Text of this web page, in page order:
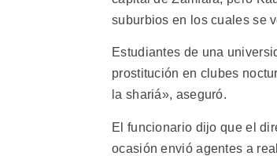
suburbios en los cuales se
Estudiantes de una
prostitución en clubes
la shariá», aseguró.
El funcionario dijo que el
ocasión envió agentes a